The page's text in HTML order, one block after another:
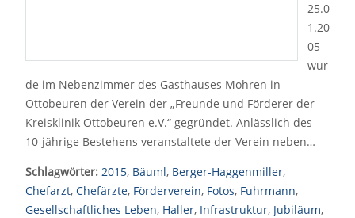
25.0
1.20
05
wur
de im Nebenzimmer des Gasthauses Mohren in
Ottobeuren der Verein der „Freunde und Förderer der
Kreisklinik Ottobeuren e.V.“ gegründet. Anlässlich des
10-jährige Bestehens veranstaltete der Verein neben…
Schlagwörter: 2015, Bäuml, Berger-Haggenmiller,
Chefarzt, Chefärzte, Förderverein, Fotos, Fuhrmann,
Gesellschaftliches Leben, Haller, Infrastruktur, Jubiläum,